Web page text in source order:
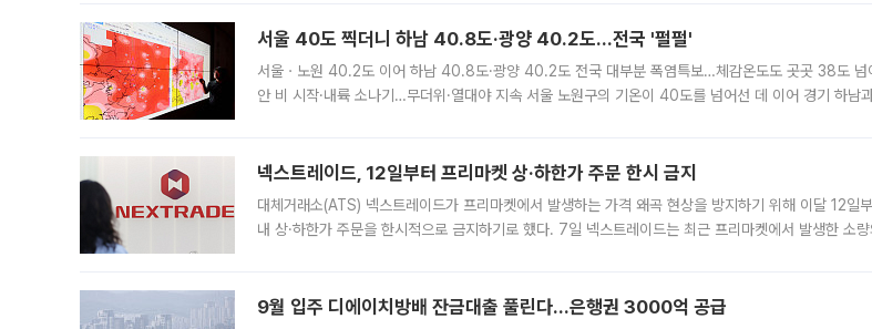
서울 40도 찍더니 하남 40.8도·광양 40.2도…전국 '펄펄'
서울ㆍ노원 40.2도 이어 하남 40.8도·광양 40.2도 전국 대부분 폭염특보…체감온도도 곳곳 38도 넘
안 비 시작·내륙 소나기…무더위·열대야 지속 서울 노원구의 기온이 40도를 넘어선 데 이어 경기 하남
넥스트레이드, 12일부터 프리마켓 상·하한가 주문 한시 금지
대체거래소(ATS) 넥스트레이드가 프리마켓에서 발생하는 가격 왜곡 현상을 방지하기 위해 이달 12일
내 상·하한가 주문을 한시적으로 금지하기로 했다. 7일 넥스트레이드는 최근 프리마켓에서 발생한 소량
9월 입주 디에이치방배 잔금대출 풀린다…은행권 3000억 공급